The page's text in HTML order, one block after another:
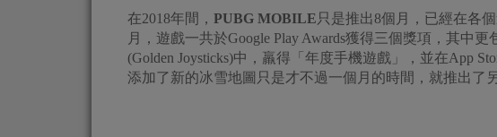
在2018年間， PUBG MOBILE 只是推出8個月，已經在各
月，遊戲一共於Google Play Awards獲得三個獎項，其中
(Golden Joysticks)中，羸得「年度手機遊戲」，並在App
添加了新的冰雪地圖只是才不過一個月的時間，就推出了另